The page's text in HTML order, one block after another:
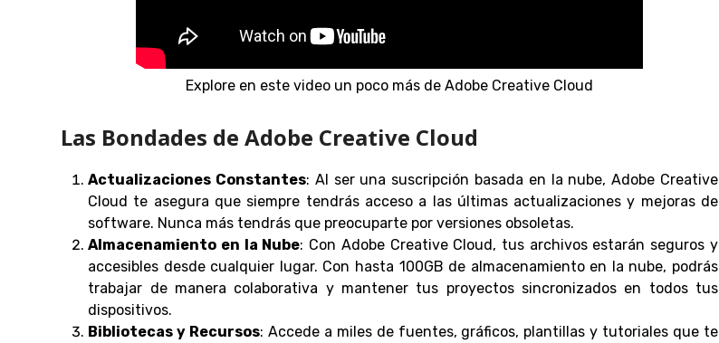
Explore en este video un poco más de Adobe Creative Cloud
Las Bondades de Adobe Creative Cloud
Actualizaciones Constantes: Al ser una suscripción basada en la nube, Adobe Creative
Cloud te asegura que siempre tendrás acceso a las últimas actualizaciones y mejoras de
software. Nunca más tendrás que preocuparte por versiones obsoletas.
Almacenamiento en la Nube: Con Adobe Creative Cloud, tus archivos estarán seguros y
accesibles desde cualquier lugar. Con hasta 100GB de almacenamiento en la nube, podrás
trabajar de manera colaborativa y mantener tus proyectos sincronizados en todos tus
dispositivos.
Bibliotecas y Recursos: Accede a miles de fuentes, gráficos, plantillas y tutoriales que te